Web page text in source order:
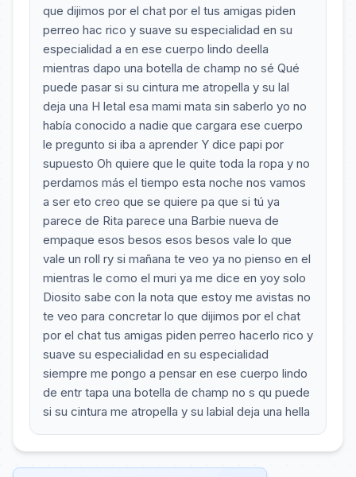
que dijimos por el chat por el tus amigas piden
perreo hac rico y suave su especialidad en su
especialidad a en ese cuerpo lindo deella
mientras dapo una botella de champ no sé Qué
puede pasar si su cintura me atropella y su lal
deja una H letal esa mami mata sin saberlo yo no
había conocido a nadie que cargara ese cuerpo
le pregunto si iba a aprender Y dice papi por
supuesto Oh quiere que le quite toda la ropa y no
perdamos más el tiempo esta noche nos vamos
a ser eto creo que se quiere pa que si tú ya
parece de Rita parece una Barbie nueva de
empaque esos besos esos besos vale lo que
vale un roll ry si mañana te veo ya no pienso en el
mientras le como el muri ya me dice en yoy solo
Diosito sabe con la nota que estoy me avistas no
te veo para concretar lo que dijimos por el chat
por el chat tus amigas piden perreo hacerlo rico y
suave su especialidad en su especialidad
siempre me pongo a pensar en ese cuerpo lindo
de entr tapa una botella de champ no s qu puede
si su cintura me atropella y su labial deja una hella